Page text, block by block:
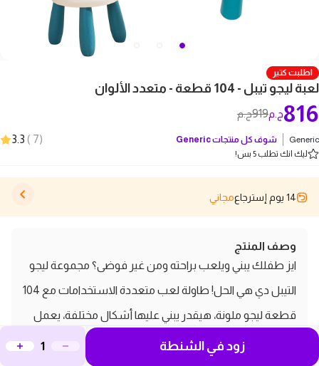
اطلبت كتير
لعبة ليجو تيبل - 104 قطعة - متعدد الألوان
919ج.م 816ج.م
Generic شوف كل منتجاتGeneric
(
7
)
3.3
ليك انك تطلب 5 بس!
14 يوم إسترجاع مجاني
وصف المنتج
ايز طفلك يبني ويلعب براحته ومن غير فوضى؟ مجموعة ليجو
التيبل دي هي الحل! طاولة لعب متعددة الاستخدامات مع 104
قطعة ليجو ملونة، هيقدر يبني عليها أشكال مختلفة، يعمل
مسارات للعربيات، أو أي حاجة تخطر على باله.وكمان فيه
زود في الشنطة